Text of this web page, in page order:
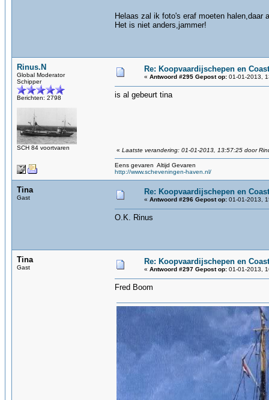
Helaas zal ik foto's eraf moeten halen,daar
Het is niet anders,jammer!
Rinus.N
Global Moderator
Schipper
Berichten: 2798
SCH 84 voortvaren
Re: Koopvaardijschepen en
« Antwoord #295 Gepost op: 01-01-2013,
is al gebeurt tina
« Laatste verandering: 01-01-2013, 13:57:25 door
Eens gevaren Altijd Gevaren
http://www.scheveningen-haven.nl/
Tina
Gast
Re: Koopvaardijschepen en
« Antwoord #296 Gepost op: 01-01-2013,
O.K. Rinus
Tina
Gast
Re: Koopvaardijschepen en
« Antwoord #297 Gepost op: 01-01-2013,
Fred Boom